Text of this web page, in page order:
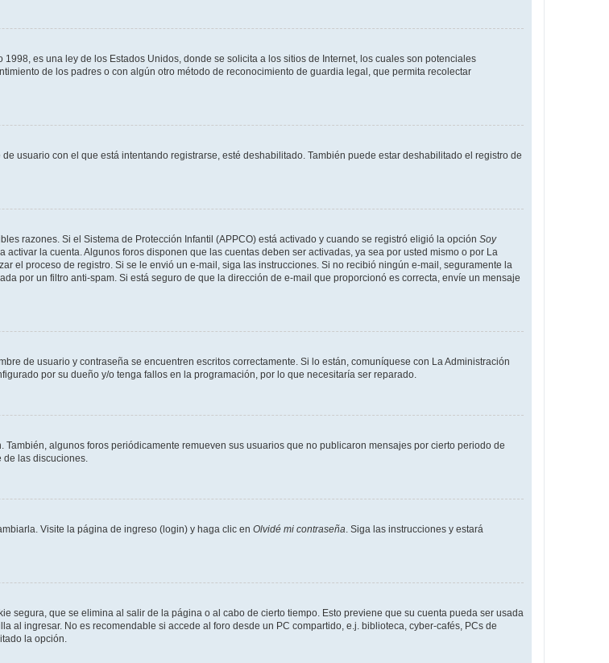
es una ley de los Estados Unidos, donde se solicita a los sitios de Internet, los cuales son potenciales
de los padres o con algún otro método de reconocimiento de guardia legal, que permita recolectar
usuario con el que está intentando registrarse, esté deshabilitado. También puede estar deshabilitado el registro de
razones. Si el Sistema de Protección Infantil (APPCO) está activado y cuando se registró eligió la opción Soy
la cuenta. Algunos foros disponen que las cuentas deben ser activadas, ya sea por usted mismo o por La
el proceso de registro. Si se le envió un e-mail, siga las instrucciones. Si no recibió ningún e-mail, seguramente la
por un filtro anti-spam. Si está seguro de que la dirección de e-mail que proporcionó es correcta, envíe un mensaje
de usuario y contraseña se encuentren escritos correctamente. Si lo están, comuníquese con La Administración
por su dueño y/o tenga fallos en la programación, por lo que necesitaría ser reparado.
algunos foros periódicamente remueven sus usuarios que no publicaron mensajes por cierto periodo de
de las discuciones.
Visite la página de ingreso (login) y haga clic en Olvidé mi contraseña. Siga las instrucciones y estará
segura, que se elimina al salir de la página o al cabo de cierto tiempo. Esto previene que su cuenta pueda ser usada
al ingresar. No es recomendable si accede al foro desde un PC compartido, e.j. biblioteca, cyber-cafés, PCs de
la opción.